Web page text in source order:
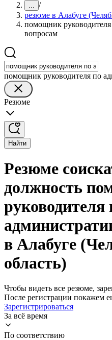
... /
резюме в Алабуге
помощник
вопросам
помощник руководителя по
Резюме
Найти
Резюме
должность
руководителя
в Алабуге
область)
Чтобы видеть все резюме,
После регистрации покажем
Зарегистрироваться
За всё время
По соответствию